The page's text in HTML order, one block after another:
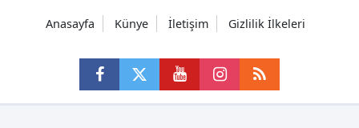
Anasayfa Künye İletişim Gizlilik İlkeleri